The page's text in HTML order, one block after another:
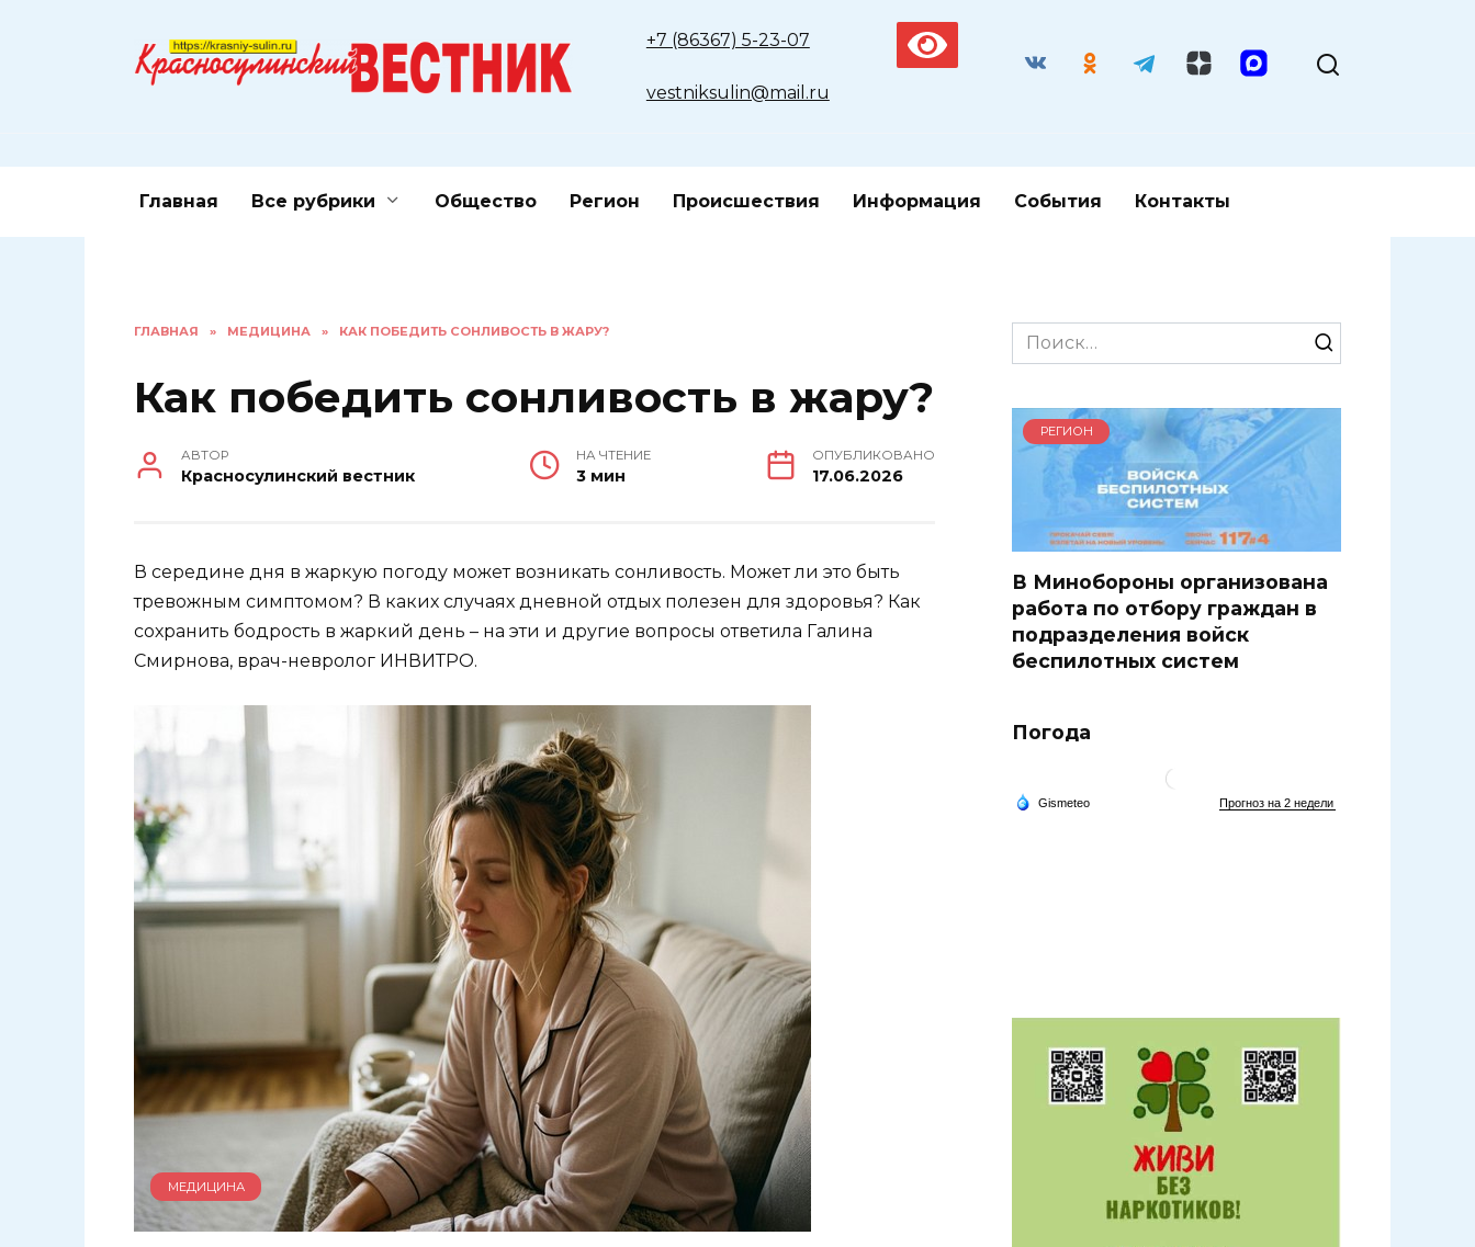
+7 (86367) 5-23-07
vestniksulin@mail.ru
Главная Все рубрики Общество Регион Происшествия Информация События Контакты
ГЛАВНАЯ » МЕДИЦИНА » КАК ПОБЕДИТЬ СОНЛИВОСТЬ В ЖАРУ?
Как победить сонливость в жару?
АВТОР
Красносулинский вестник
НА ЧТЕНИЕ
3 мин
ОПУБЛИКОВАНО
17.06.2026
В середине дня в жаркую погоду может возникать сонливость. Может ли это быть
тревожным симптомом? В каких случаях дневной отдых полезен для здоровья? Как
сохранить бодрость в жаркий день – на эти и другие вопросы ответила Галина
Смирнова, врач-невролог ИНВИТРО.
МЕДИЦИНА
Search
for:
РЕГИОН
В Минобороны организована
работа по отбору граждан в
подразделения войск
беспилотных систем
Погода